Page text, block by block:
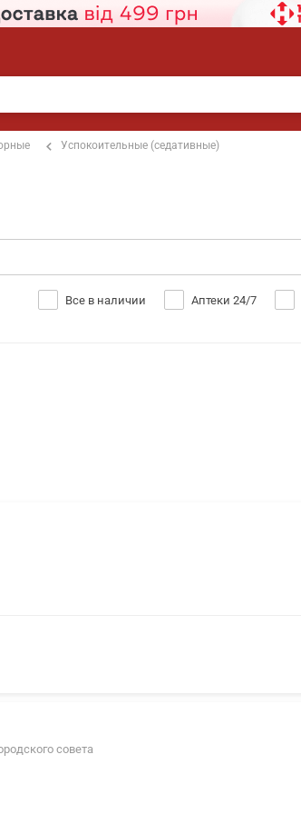
Успокоительные (седативные)
Все в наличии Аптеки 24/7
совета